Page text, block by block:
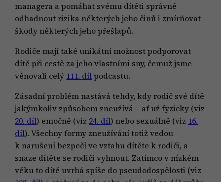
managera a pomáhat svému dítěti správně
odhadnout rizika některých jeho činů i zmírňovat
škody některých jeho přešlapů.
Rodiče mají také unikátní možnost podporovat
dítě při cestě za jeho vlastními sny, čemuž jsme
věnovali celý 111. dílpodcastu.
Zásadní problém nastává tehdy, kdy rodič své dítě
jakýmkoliv způsobem zneužívá – ať už fyzicky (viz
20. díl) emočně (viz 24. díl) nebo sexuálně (viz 16.
díl). Všechny formy zneužívání totiž vedou
k narušení bezpečí ve vztahu dítěte k rodiči, a
snaze dítěte se rodiči vyhnout. Zatímco v nízkém
věku to dítě uvrhá spíše do pseudodospělosti (viz